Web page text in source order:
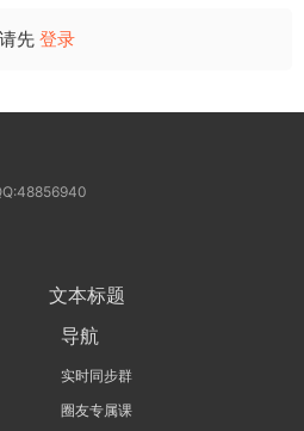
请先 登录
文本标题
导航
实时同步群
圈友专属课